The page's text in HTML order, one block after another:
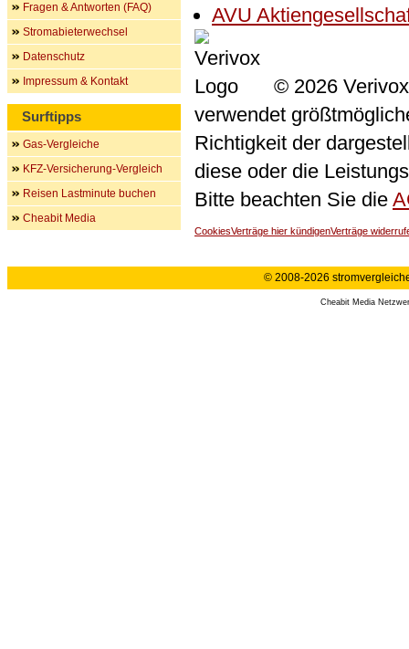
AVU
© 2026
verwendet
Richtigkeit der
diese oder die
Bitte beachten Sie die
CookiesVerträge hier kündigenVerträge
Fragen & Antworten (FAQ)
Stromabieterwechsel
Datenschutz
Impressum & Kontakt
Surftipps
Gas-Vergleiche
KFZ-Versicherung-Vergleich
Reisen Lastminute buchen
Cheabit Media
© 2008-2026
Cheabit Media